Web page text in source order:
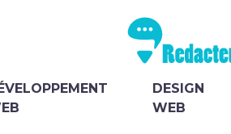
DESIGN
WEB